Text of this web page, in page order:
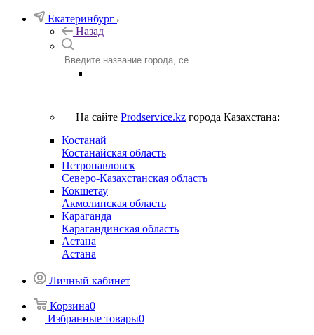
Екатеринбург
Назад
На сайте Prodservice.kz города Казахстана:
Костанай
Костанайская область
Петропавловск
Северо-Казахстанская область
Кокшетау
Акмолинская область
Караганда
Карагандинская область
Астана
Астана
Личный кабинет
Корзина0
Избранные товары0